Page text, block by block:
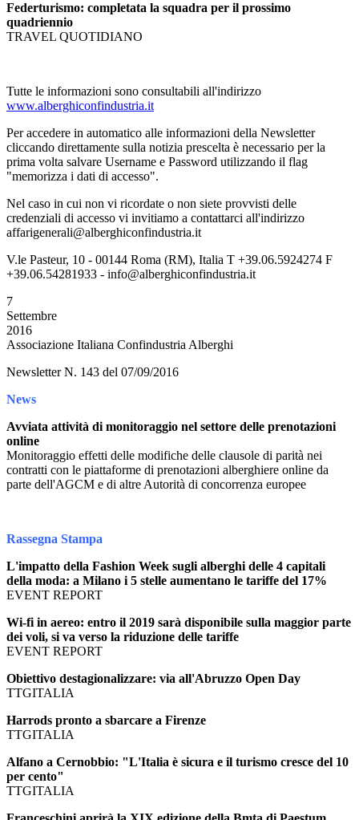
Federturismo: completata la squadra per il prossimo
quadriennio
TRAVEL QUOTIDIANO
Tutte le informazioni sono consultabili all'indirizzo
www.alberghiconfindustria.it
Per accedere in automatico alle informazioni della Newsletter
cliccando direttamente sulla notizia prescelta è necessario per la
prima volta salvare Username e Password utilizzando il flag
"memorizza i dati di accesso".
Nel caso in cui non vi ricordate o non siete provvisti delle
credenziali di accesso vi invitiamo a contattarci all'indirizzo
affarigenerali@alberghiconfindustria.it
V.le Pasteur, 10 - 00144 Roma (RM), Italia T +39.06.5924274 F
+39.06.54281933 - info@alberghiconfindustria.it
7
Settembre
2016
Associazione Italiana Confindustria Alberghi
Newsletter N. 143 del 07/09/2016
News
Avviata attività di monitoraggio nel settore delle prenotazioni
online
Monitoraggio effetti delle modifiche delle clausole di parità nei
contratti con le piattaforme di prenotazioni alberghiere online da
parte dell'AGCM e di altre Autorità di concorrenza europee
Rassegna Stampa
L'impatto della Fashion Week sugli alberghi delle 4 capitali
della moda: a Milano i 5 stelle aumentano le tariffe del 17%
EVENT REPORT
Wi-fi in aereo: entro il 2019 sarà disponibile sulla maggior parte
dei voli, si va verso la riduzione delle tariffe
EVENT REPORT
Obiettivo destagionalizzare: via all'Abruzzo Open Day
TTGITALIA
Harrods pronto a sbarcare a Firenze
TTGITALIA
Alfano a Cernobbio: "L'Italia è sicura e il turismo cresce del 10
per cento"
TTGITALIA